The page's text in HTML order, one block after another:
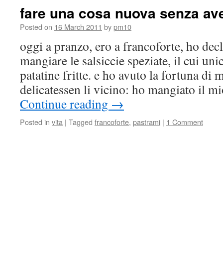
fare una cosa nuova senza
Posted on 16 March 2011 bypm10
oggi a pranzo, ero a francoforte, ho
mangiare le salsiccie speziate, il cui
patatine fritte. e ho avuto la fortuna di
delicatessen li vicino: ho mangiato il
Continue reading →
Posted in vita | Tagged francoforte, pastrami | 1 Comment